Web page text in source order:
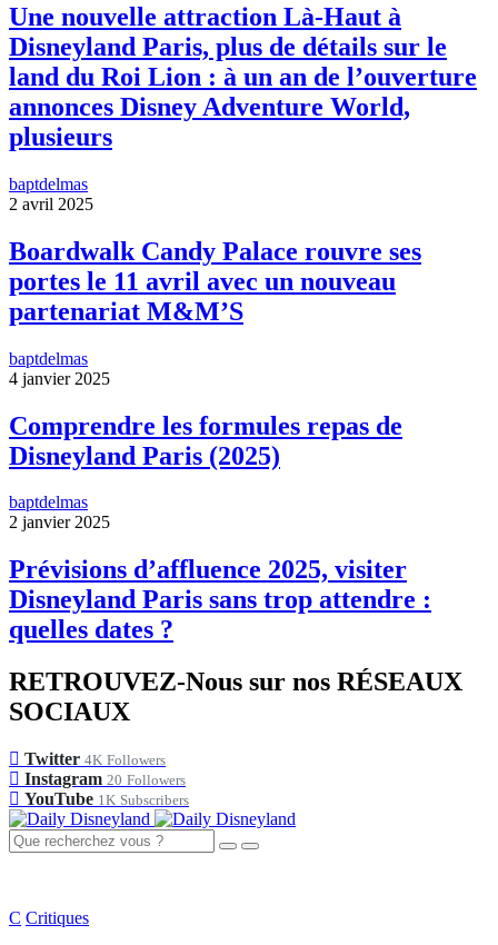
Une nouvelle attraction Là-Haut à
Disneyland Paris, plus de détails sur le
land du Roi Lion : à un an de l’ouverture
annonces Disney Adventure World,
plusieurs
baptdelmas
2 avril 2025
Boardwalk Candy Palace rouvre ses
portes le 11 avril avec un nouveau
partenariat M&M’S
baptdelmas
4 janvier 2025
Comprendre les formules repas de
Disneyland Paris (2025)
baptdelmas
2 janvier 2025
Prévisions d’affluence 2025, visiter
Disneyland Paris sans trop attendre :
quelles dates ?
RETROUVEZ-Nous sur nos RÉSEAUX
SOCIAUX
Twitter 4K Followers
Instagram 20 Followers
YouTube 1K Subscribers
C Critiques